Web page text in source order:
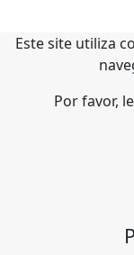
Este site utiliza
Por favor,